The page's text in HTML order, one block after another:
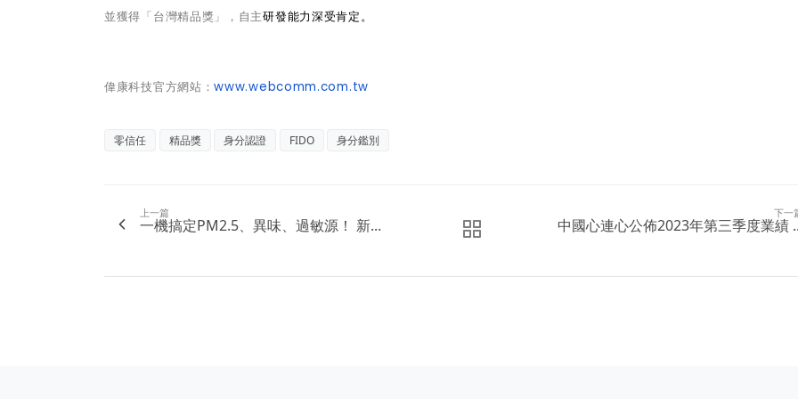
並獲得「台灣精品獎」，自主研發能力深受肯定。
偉康科技官方網站：www.webcomm.com.tw
零信任 精品獎 身分認證 FIDO 身分鑑別
上一篇
一機搞定PM2.5、異味、過敏源！ 新...
下一
中國心連心公佈2023年第三季度業績